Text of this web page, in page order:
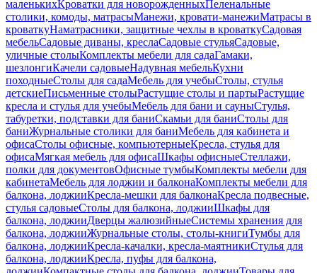
маленькихКроватки для новорожденныхПеленальные
столики, комоды, матрасыМанежи, кровати-манежиМатрасы в
кроваткуНаматрасники, защитные чехлы в кроваткуСадовая
мебельСадовые диваны, креслаСадовые стульяСадовые,
уличные столыКомплекты мебели для садаГамаки,
шезлонгиКачели садовыеНадувная мебельКухни
походныеСтолы для садаМебель для учебыСтолы, стулья
детскиеПисьменные столыРастущие столы и партыРастущие
кресла и стулья для учебыМебель для бани и сауныСтулья,
табуретки, подставки для баниСкамьи для баниСтолы для
баниЖурнальные столики для баниМебель для кабинета и
офисаСтолы офисные, компьютерныеКресла, стулья для
офисаМягкая мебель для офисаШкафы офисныеСтеллажи,
полки для документовОфисные тумбыКомплекты мебели для
кабинетаМебель для лоджии и балконаКомплекты мебели для
балкона, лоджииКресла-мешки для балконаКресла подвесные,
стулья садовыеСтолы для балкона, лоджииШкафы для
балкона, лоджииДверцы жалюзийныеСистемы хранения для
балкона, лоджииЖурнальные столы, столы-книгиТумбы для
балкона, лоджииКресла-качалки, кресла-маятникиСтулья для
балкона, лоджииКресла, пуфы для балкона,